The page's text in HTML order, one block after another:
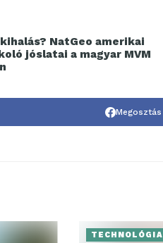
NatGeo amerikai
jóslatai a magyar MVM
Megosztás
TECHNOLÓGIA